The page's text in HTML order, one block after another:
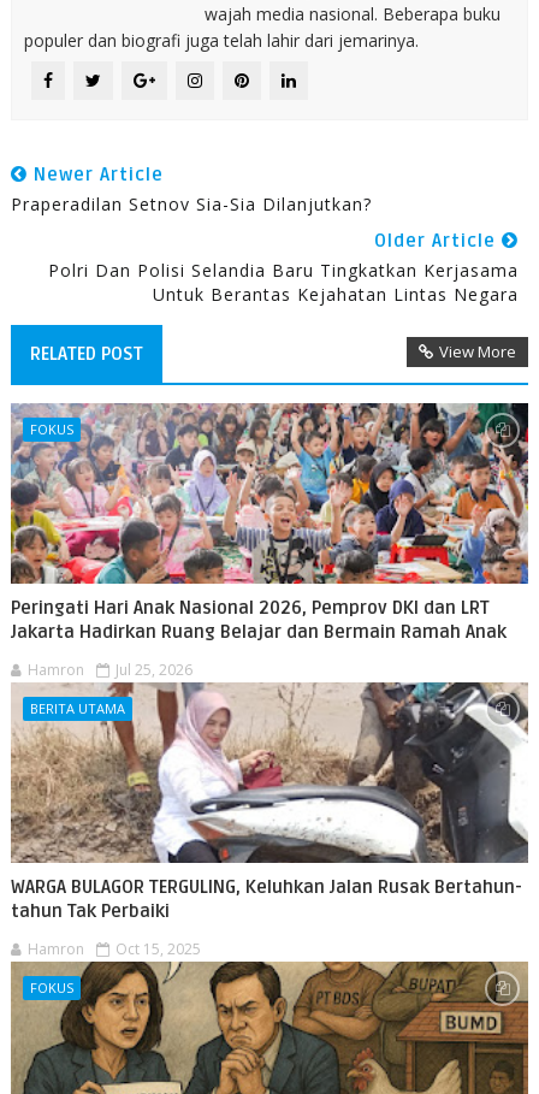
wajah media nasional. Beberapa buku
populer dan biografi juga telah lahir dari jemarinya.
Newer Article
Praperadilan Setnov Sia-Sia Dilanjutkan?
Older Article
Polri Dan Polisi Selandia Baru Tingkatkan Kerjasama
Untuk Berantas Kejahatan Lintas Negara
RELATED POST View More
FOKUS
Peringati Hari Anak Nasional 2026, Pemprov DKI dan LRT
Jakarta Hadirkan Ruang Belajar dan Bermain Ramah Anak
Hamron Jul 25, 2026
BERITA UTAMA
WARGA BULAGOR TERGULING, Keluhkan Jalan Rusak Bertahun-
tahun Tak Perbaiki
Hamron Oct 15, 2025
FOKUS